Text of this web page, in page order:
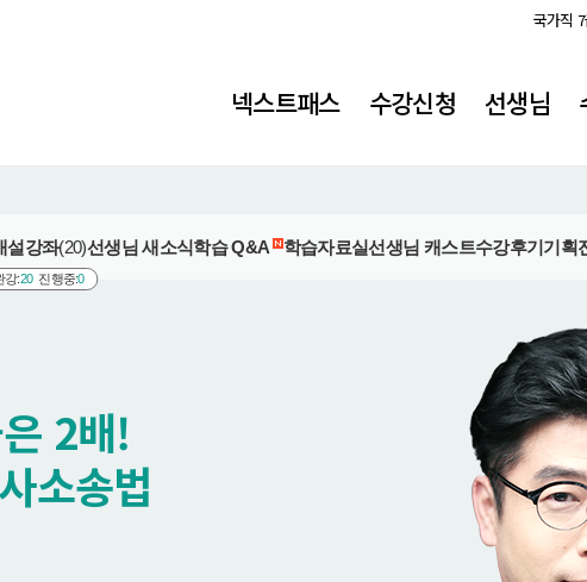
국가직
지
넥스트패스 수강신청 선생님
설강좌(20)
강:20 진행중:0
선생님 새소식학습 Q&A 학습자료실선생님 캐스트수강후기기획
2배!
소송법